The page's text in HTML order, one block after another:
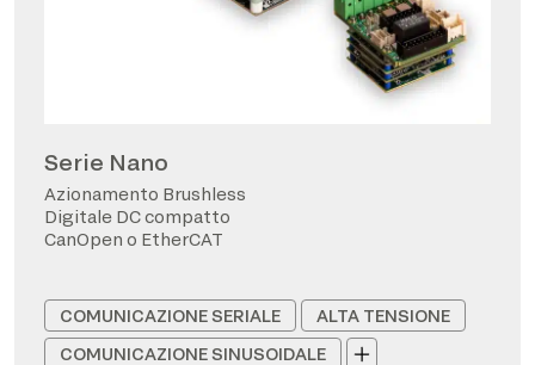
Serie Nano
Azionamento Brushless
Digitale DC compatto
CanOpen o EtherCAT
COMUNICAZIONE SERIALE
ALTA TENSIONE
COMUNICAZIONE SINUSOIDALE